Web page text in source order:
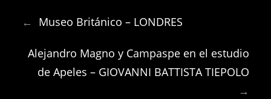
← Museo Británico – LONDRES
Alejandro Magno y Campaspe en el estudio
de Apeles – GIOVANNI BATTISTA TIEPOLO
→